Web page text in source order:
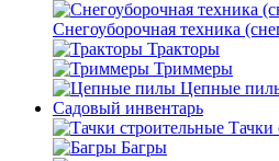
Снегоуборочная техника
Тракторы
Триммеры
Цепные
Садовый инвентарь
Тачки
Багры